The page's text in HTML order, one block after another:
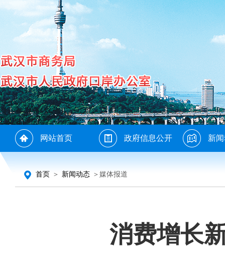
网站首页 政府信息公开 新
首页 ＞ 新闻动态 ＞媒体报道
消费增长